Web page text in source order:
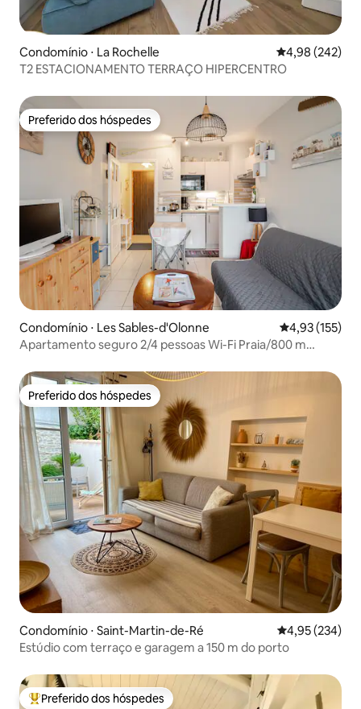
Condomínio ⋅ La Rochelle 4,98 de uma
4,98 (242)
T2 ESTACIONAMENTO TERRAÇO HIPERCENTRO
Preferido dos hóspedes
Preferido dos hóspedes
Condomínio ⋅ Les Sables-d'Olonne 4,93 de uma
4,93 (155)
Apartamento seguro 2/4 pessoas Wi-Fi Praia/800 m
Preferido dos hóspedes
Preferido dos hóspedes
Condomínio ⋅ Saint-Martin-de-Ré 4,95 de uma
4,95 (234)
Estúdio com terraço e garagem a 150 m do porto
Entre os melhores preferidos dos hóspedes
Preferido dos hóspedes